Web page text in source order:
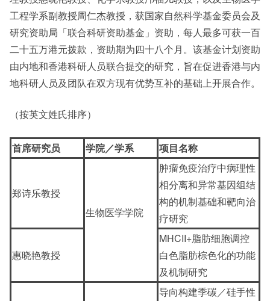
影片库
工程学系副教授周仁杰教授，获国家自然科学基金委员会及
研究资助局「联合科研资助基金」资助，每人最多可获一百
二十五万港元拨款，资助期为四十八个月。该基金计划资助
由内地和香港科研人员联合提交的研究，旨在促进香港与内
地科研人员及团队在双方现有优势互补的基础上开展合作。
（按英文姓氏排序）
首席研究员 学院／学系 项目名称
郑诗乐教授
生物医学学院
肿瘤免疫治疗中病理性
相分离和异常基因组结
构的机制基础和靶向治
疗研究
惠晓艳教授
MHCII+脂肪细胞调控
白色脂肪棕色化的功能
及机制研究
导向构建季碳／硅手性